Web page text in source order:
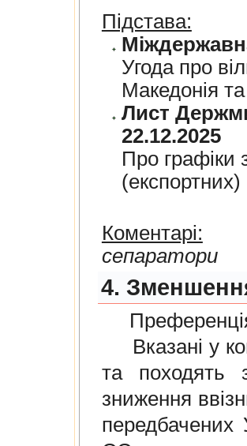
Підстава:
Угода про
Македонiя
Лист
22.12.2025
Про графiки
Коментарі:
сепаратори
4.
Вказані у
та походять
зниження
передбачених